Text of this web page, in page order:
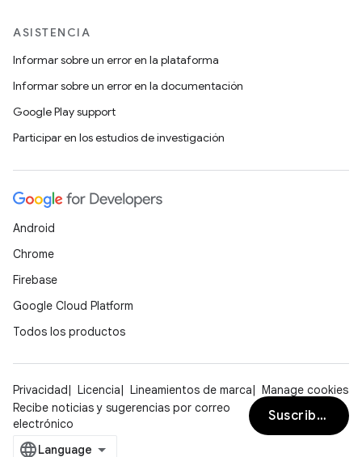
ASISTENCIA
Informar sobre un error en la plataforma
Informar sobre un error en la documentación
Google Play support
Participar en los estudios de investigación
Android
Chrome
Firebase
Google Cloud Platform
Todos los productos
Privacidad Licencia Lineamientos de marca
Manage cookies
Recibe noticias y sugerencias por correo
electrónico
Suscribirse